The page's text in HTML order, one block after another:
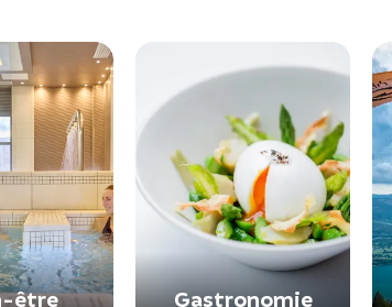
être Gastronomie